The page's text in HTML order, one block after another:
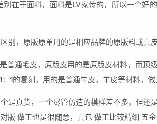
别在于面料，面料是LV家传的，所以一个好
别，原版原单用的是相应品牌的原版料或真
普通毛皮，原版皮用的是原版皮材料，而
：1的复刻，用的是普通牛皮，羊皮等材料，
是真货，一个尽管仿造的模样差不多，但还
版 做工也是很随意，真包 做工比较精细 五